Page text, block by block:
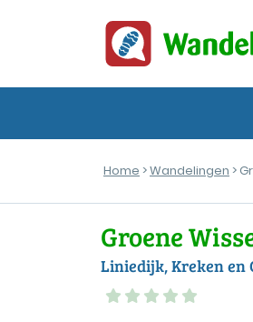
Home >Wandelingen >
Groene
Liniedijk, Kreken en